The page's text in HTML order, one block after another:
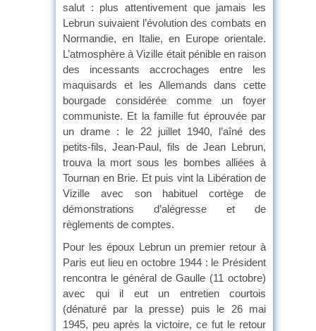
salut : plus attentivement que jamais les
Lebrun suivaient l’évolution des combats en
Normandie, en Italie, en Europe orientale.
L’atmosphère à Vizille était pénible en raison
des incessants accrochages entre les
maquisards et les Allemands dans cette
bourgade considérée comme un foyer
communiste. Et la famille fut éprouvée par
un drame : le 22 juillet 1940, l’aîné des
petits-fils, Jean-Paul, fils de Jean Lebrun,
trouva la mort sous les bombes alliées à
Tournan en Brie. Et puis vint la Libération de
Vizille avec son habituel cortège de
démonstrations d’alégresse et de
règlements de comptes.
Pour les époux Lebrun un premier retour à
Paris eut lieu en octobre 1944 : le Président
rencontra le général de Gaulle (11 octobre)
avec qui il eut un entretien courtois
(dénaturé par la presse) puis le 26 mai
1945, peu après la victoire, ce fut le retour